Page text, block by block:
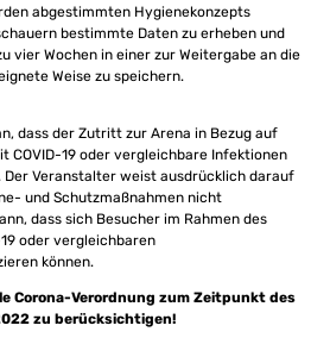
abgestimmten Hygienekonzepts
bestimmte Daten zu erheben und
vier Wochen in einer zur Weitergabe an die
Weise zu speichern.
dass der Zutritt zur Arena in Bezug auf
COVID-19 oder vergleichbare Infektionen
Veranstalter weist ausdrücklich darauf
und Schutzmaßnahmen nicht
dass sich Besucher im Rahmen des
oder vergleichbaren
können.
Corona-Verordnung zum Zeitpunkt des
zu berücksichtigen!